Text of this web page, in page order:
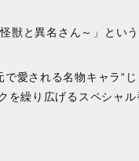
獣と異名さん～」とい
愛される名物キャラ“
繰り広げるスペシャル